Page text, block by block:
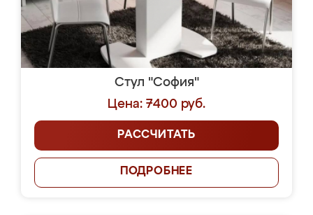
Стул "София"
Цена: 7400 руб.
РАССЧИТАТЬ
ПОДРОБНЕЕ